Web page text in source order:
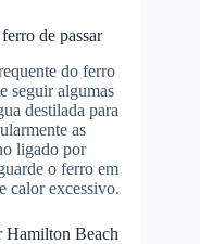
de passar
do ferro
seguir algumas
destilada para
as
ligado por
o ferro em
calor excessivo.
Hamilton Beach